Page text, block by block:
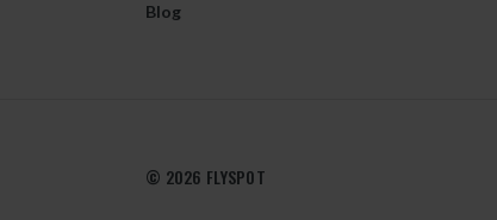
Blog
© 2026 FLYSPOT